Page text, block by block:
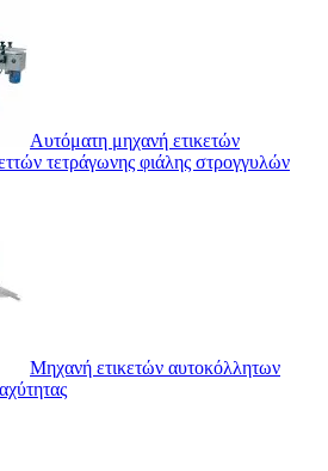
Αυτόματη μηχανή ετικετών
τετράγωνης φιάλης στρογγυλών
Μηχανή ετικετών αυτοκόλλητων